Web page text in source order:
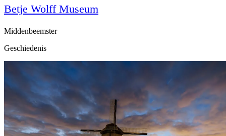
Betje Wolff Museum
Middenbeemster
Geschiedenis